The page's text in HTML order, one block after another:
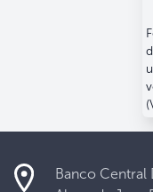
7 F.
8 G.
reparación
automotores
Banco Central